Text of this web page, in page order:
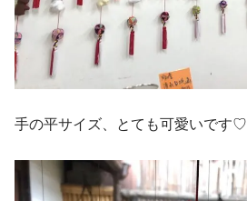
手の平サイズ、とても可愛いです♡